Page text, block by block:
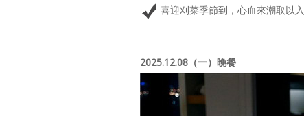
喜迎刈菜季節到，心血來潮取以入
2025.12.08（一）晚餐